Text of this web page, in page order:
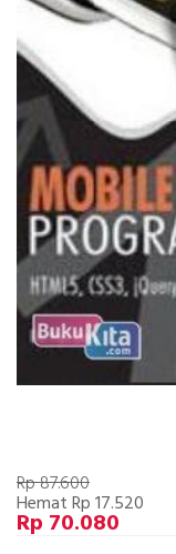
Rp 87.600
Hemat Rp 17.520
Rp 70.080